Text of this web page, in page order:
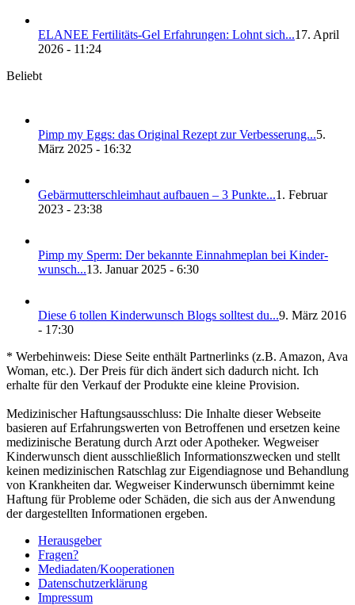
ELANEE Fer­ti­li­täts-Gel Erfah­run­gen: Lohnt sich...17. April
2026 - 11:24
Beliebt
Pimp my Eggs: das Ori­gi­nal Rezept zur Ver­bes­se­rung...5.
März 2025 - 16:32
Gebär­mut­ter­schleim­haut auf­bau­en – 3 Punk­te...1. Februar
2023 - 23:38
Pimp my Sperm: Der bekann­te Ein­nah­me­plan bei Kin­der­
wunsch...13. Januar 2025 - 6:30
Die­se 6 tol­len Kin­der­wunsch Blogs soll­test du...9. März 2016
- 17:30
* Werbehinweis: Diese Seite enthält Partnerlinks (z.B. Amazon, Ava
Woman, etc.). Der Preis für dich ändert sich dadurch nicht. Ich
erhalte für den Verkauf der Produkte eine kleine Provision.
Medizinischer Haftungsausschluss: Die Inhalte dieser Webseite
basieren auf Erfahrungswerten von Betroffenen und ersetzen keine
medizinische Beratung durch Arzt oder Apotheker. Wegweiser
Kinderwunsch dient ausschließlich Informationszwecken und stellt
keinen medizinischen Ratschlag zur Eigendiagnose und Behandlung
von Krankheiten dar. Wegweiser Kinderwunsch übernimmt keine
Haftung für Probleme oder Schäden, die sich aus der Anwendung
der dargestellten Informationen ergeben.
Her­aus­ge­ber
Fra­gen?
Mediadaten/Kooperationen
Daten­schutz­er­klä­rung
Impres­sum